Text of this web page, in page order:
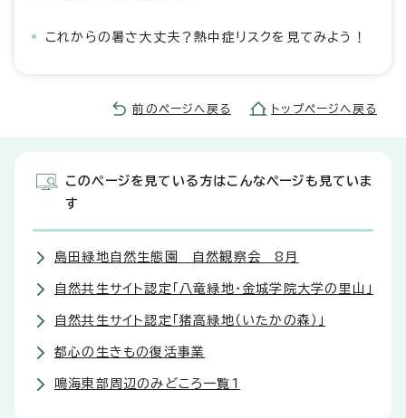
これからの暑さ大丈夫？熱中症リスクを見てみよう！
前のページへ戻る トップページへ戻る
このページを見ている方はこんなページも見ていま
す
島田緑地自然生態園 自然観察会 8月
自然共生サイト認定「八竜緑地・金城学院大学の里山」
自然共生サイト認定「猪高緑地（いたかの森）」
都心の生きもの復活事業
鳴海東部周辺のみどころ一覧1